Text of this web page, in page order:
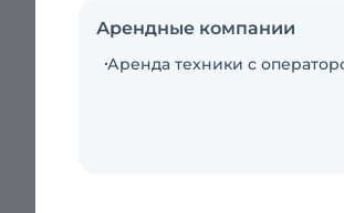
Арендные компании
Аренда техники с